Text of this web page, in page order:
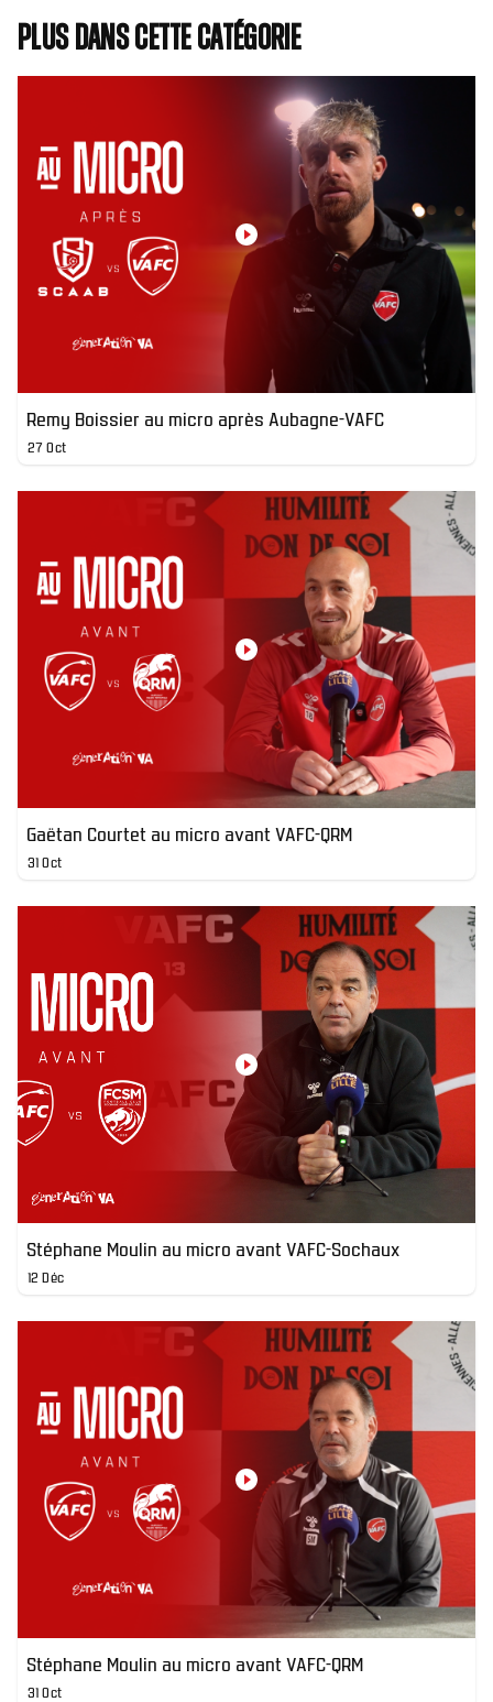
Plus dans cette catégorie
Remy Boissier au micro après Aubagne-VAFC
27 Oct
Gaëtan Courtet au micro avant VAFC-QRM
31 Oct
Stéphane Moulin au micro avant VAFC-Sochaux
12 Déc
Stéphane Moulin au micro avant VAFC-QRM
31 Oct